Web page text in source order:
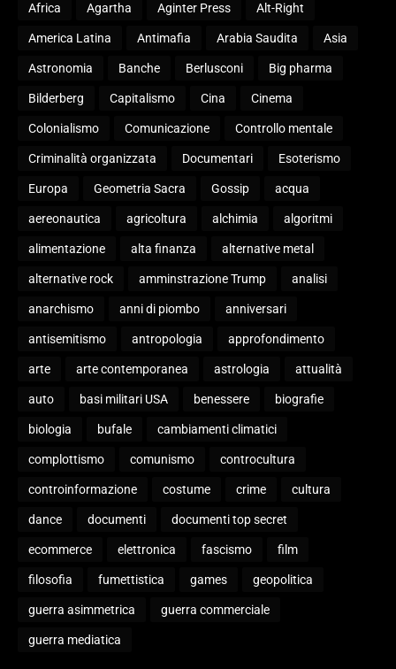
Africa Agartha Aginter Press Alt-Right
America Latina Antimafia Arabia Saudita Asia
Astronomia Banche Berlusconi Big pharma
Bilderberg Capitalismo Cina Cinema
Colonialismo Comunicazione Controllo mentale
Criminalità organizzata Documentari Esoterismo
Europa Geometria Sacra Gossip acqua
aereonautica agricoltura alchimia algoritmi
alimentazione alta finanza alternative metal
alternative rock amminstrazione Trump analisi
anarchismo anni di piombo anniversari
antisemitismo antropologia approfondimento
arte arte contemporanea astrologia attualità
auto basi militari USA benessere biografie
biologia bufale cambiamenti climatici
complottismo comunismo controcultura
controinformazione costume crime cultura
dance documenti documenti top secret
ecommerce elettronica fascismo film
filosofia fumettistica games geopolitica
guerra asimmetrica guerra commerciale
guerra mediatica